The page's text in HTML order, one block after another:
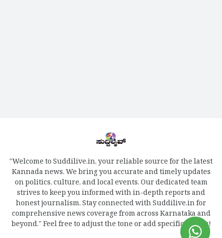
"Welcome to Suddilive.in, your reliable source for the latest
Kannada news. We bring you accurate and timely updates
on politics, culture, and local events. Our dedicated team
strives to keep you informed with in-depth reports and
honest journalism. Stay connected with Suddilive.in for
comprehensive news coverage from across Karnataka and
beyond." Feel free to adjust the tone or add specific details!